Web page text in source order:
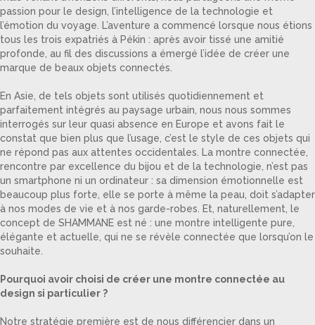
passion pour le design, l’intelligence de la technologie et
l’émotion du voyage. L’aventure a commencé lorsque nous étions
tous les trois expatriés à Pékin : après avoir tissé une amitié
profonde, au fil des discussions a émergé l’idée de créer une
marque de beaux objets connectés.
En Asie, de tels objets sont utilisés quotidiennement et
parfaitement intégrés au paysage urbain, nous nous sommes
interrogés sur leur quasi absence en Europe et avons fait le
constat que bien plus que l’usage, c’est le style de ces objets qui
ne répond pas aux attentes occidentales. La montre connectée,
rencontre par excellence du bijou et de la technologie, n’est pas
un smartphone ni un ordinateur : sa dimension émotionnelle est
beaucoup plus forte, elle se porte à même la peau, doit s’adapter
à nos modes de vie et à nos garde-robes. Et, naturellement, le
concept de SHAMMANE est né : une montre intelligente pure,
élégante et actuelle, qui ne se révèle connectée que lorsqu’on le
souhaite.
Pourquoi avoir choisi de créer une montre connectée au
design si particulier ?
Notre stratégie première est de nous différencier dans un